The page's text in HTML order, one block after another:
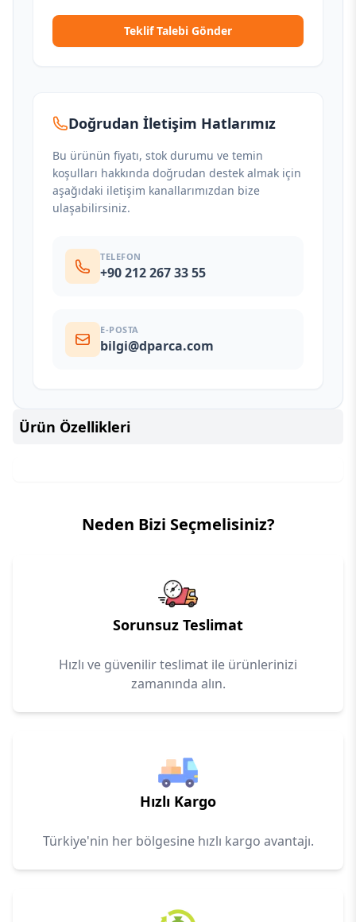
Teklif Talebi Gönder
Doğrudan İletişim Hatlarımız
Bu ürünün fiyatı, stok durumu ve temin
koşulları hakkında doğrudan destek almak için
aşağıdaki iletişim kanallarımızdan bize
ulaşabilirsiniz.
TELEFON
+90 212 267 33 55
E-POSTA
bilgi@dparca.com
Ürün Özellikleri
Neden Bizi Seçmelisiniz?
Sorunsuz Teslimat
Hızlı ve güvenilir teslimat ile ürünlerinizi
zamanında alın.
Hızlı Kargo
Türkiye'nin her bölgesine hızlı kargo avantajı.